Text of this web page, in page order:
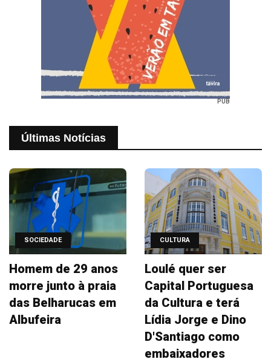
PUB
Últimas Notícias
SOCIEDADE
Homem de 29 anos
morre junto à praia
das Belharucas em
Albufeira
CULTURA
Loulé quer ser
Capital Portuguesa
da Cultura e terá
Lídia Jorge e Dino
D'Santiago como
embaixadores